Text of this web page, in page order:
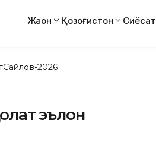
Жаҳон Қозоғистон Сиёсат
Сайлов-2026
эълон